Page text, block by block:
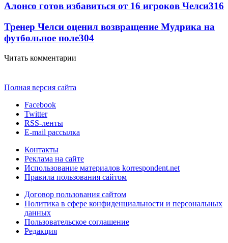
Алонсо готов избавиться от 16 игроков Челси316
Тренер Челси оценил возвращение Мудрика на
футбольное поле304
Читать комментарии
Полная версия сайта
Facebook
Twitter
RSS-ленты
E-mail рассылка
Контакты
Реклама на сайте
Использование материалов korrespondent.net
Правила пользования сайтом
Договор пользования сайтом
Политика в сфере конфиденциальности и персональных
данных
Пользовательское соглашение
Редакция